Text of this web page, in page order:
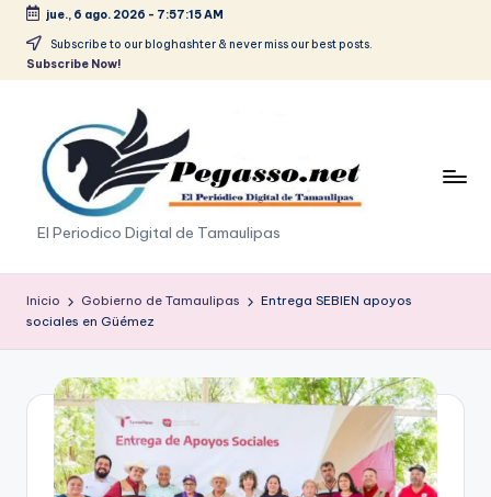
Saltar
jue., 6 ago. 2026 - 7:57:15 AM
Subscribe to our bloghashter & never miss our best posts.
Subscribe Now!
p
e
g
a
o
p
El Periodico Digital de Tamaulipas
Inicio Gobierno de Tamaulipas
Entrega SEBIEN apoyos
sociales en Güémez